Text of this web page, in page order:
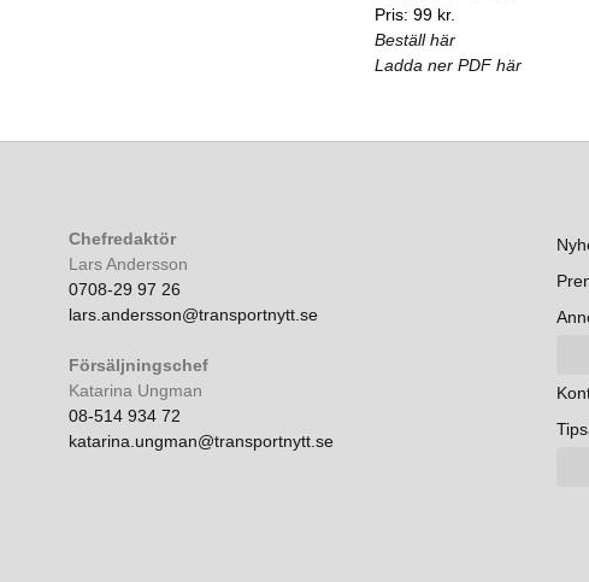
Pris: 99 kr.
Beställ här
Ladda ner PDF här
Chefredaktör
Lars Andersson
0708-29 97 26
lars.andersson@transportnytt.se
Försäljningschef
Katarina Ungman
08-514 934 72
katarina.ungman@transportnytt.se